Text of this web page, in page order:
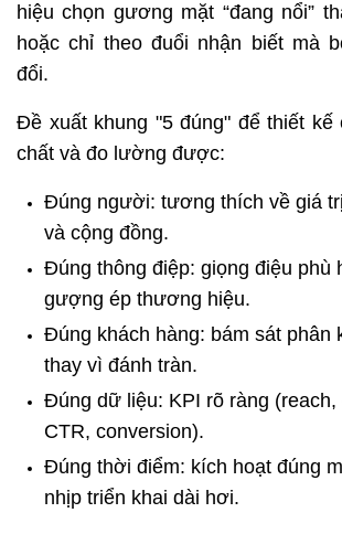
hiệu chọn gương mặt “đang nổi”
hoặc chỉ theo đuổi nhận biết mà
đổi.
Đề xuất khung "5 đúng" để thiết kế
chất và đo lường được:
Đúng người: tương thích về giá
và cộng đồng.
Đúng thông điệp: giọng điệu phù
gượng ép thương hiệu.
Đúng khách hàng: bám sát phân
thay vì đánh tràn.
Đúng dữ liệu: KPI rõ ràng (reach,
CTR, conversion).
Đúng thời điểm: kích hoạt đúng
nhịp triển khai dài hơi.